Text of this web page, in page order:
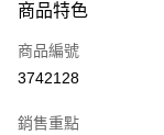
信用卡一次付款
超商取貨付款
商品特色
商品編號
3742128
銷售重點